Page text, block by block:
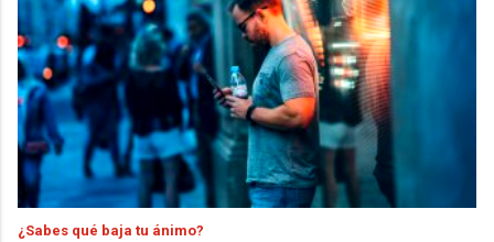
¿Sabes qué baja tu ánimo?